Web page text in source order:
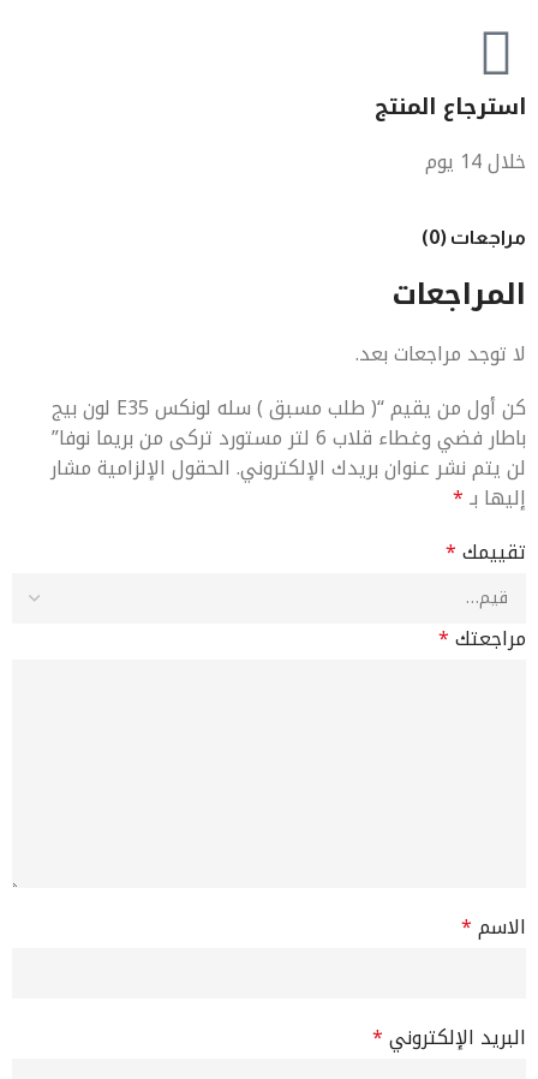
استرجاع المنتج
خلال 14 يوم
مراجعات (0)
المراجعات
لا توجد مراجعات بعد.
كن أول من يقيم “( طلب مسبق ) سله لونكس E35 لون بيج
باطار فضي وغطاء قلاب 6 لتر مستورد تركى من بريما نوفا”
لن يتم نشر عنوان بريدك الإلكتروني. الحقول الإلزامية مشار
إليها بـ*
تقييمك*
مراجعتك*
الاسم*
البريد الإلكتروني*